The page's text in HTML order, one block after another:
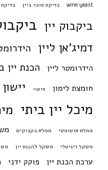
wine yeast בדיקת סוכר ביין
ביקבוק יין
דמיג'אן ליין
הידרומטר ליין הכנת יין
חומצת לימון
חיטוי יישון
מיכל יין ביתי
ממלא אוטומטי ממלא בקבוקים
משקל דיגיטלי משקל להכנת יין
ערכת הכנת יין פוקק ידני